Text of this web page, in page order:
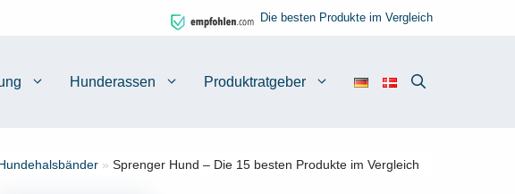
Die besten Produkte im Vergleich
Hunderassen Produktratgeber
» Sprenger Hund – Die 15 besten Produkte im Vergleich